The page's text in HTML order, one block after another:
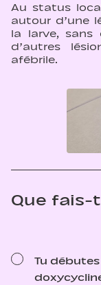
Au status
autour d’une
la larve,
d’autres
afébrile.
Que fais-
Tu